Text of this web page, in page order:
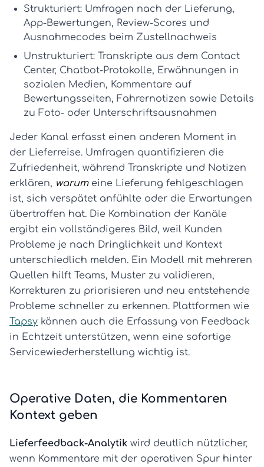
Strukturiert: Umfragen nach der Lieferung,
App-Bewertungen, Review-Scores und
Ausnahmecodes beim Zustellnachweis
Unstrukturiert: Transkripte aus dem Contact
Center, Chatbot-Protokolle, Erwähnungen in
sozialen Medien, Kommentare auf
Bewertungsseiten, Fahrernotizen sowie Details
zu Foto- oder Unterschriftsausnahmen
Jeder Kanal erfasst einen anderen Moment in
der Lieferreise. Umfragen quantifizieren die
Zufriedenheit, während Transkripte und Notizen
erklären, warumeine Lieferung fehlgeschlagen
ist, sich verspätet anfühlte oder die Erwartungen
übertroffen hat. Die Kombination der Kanäle
ergibt ein vollständigeres Bild, weil Kunden
Probleme je nach Dringlichkeit und Kontext
unterschiedlich melden. Ein Modell mit mehreren
Quellen hilft Teams, Muster zu validieren,
Korrekturen zu priorisieren und neu entstehende
Probleme schneller zu erkennen. Plattformen wie
Tapsy können auch die Erfassung von Feedback
in Echtzeit unterstützen, wenn eine sofortige
Servicewiederherstellung wichtig ist.
Operative Daten, die Kommentaren
Kontext geben
Lieferfeedback-Analytik wird deutlich nützlicher,
wenn Kommentare mit der operativen Spur hinter